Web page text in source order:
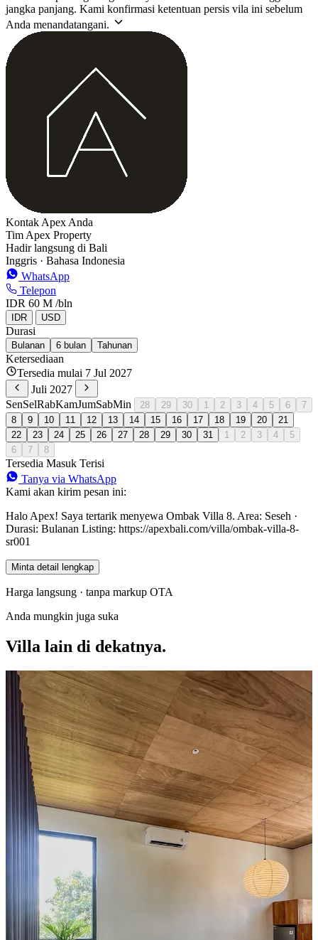
jangka panjang. Kami konfirmasi ketentuan persis vila ini sebelum
Anda menandatangani.
Kontak Apex Anda
Tim Apex Property
Hadir langsung di Bali
Inggris · Bahasa Indonesia
WhatsApp
Telepon
IDR 60 M /bln
IDR USD
Durasi
Bulanan 6 bulan Tahunan
Ketersediaan
Tersedia mulai 7 Jul 2027
Juli 2027
SenSelRabKamJumSabMin 28 29 30 1 2 3 4 5 6
7
8
9 10 11 12 13 14 15 16 17 18 19 20
21
22
23 24 25 26 27 28 29 30 31 1 2 3 4
5
6
7 8
Tersedia Masuk Terisi
Tanya via WhatsApp
Kami akan kirim pesan ini:
Halo Apex! Saya tertarik menyewa Ombak Villa 8. Area: Seseh ·
Durasi: Bulanan Listing: https://apexbali.com/villa/ombak-villa-8-
sr001
Minta detail lengkap
Harga langsung · tanpa markup OTA
Anda mungkin juga suka
Villa lain di dekatnya.